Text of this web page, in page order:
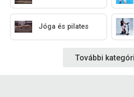
Jóga és pilates
További